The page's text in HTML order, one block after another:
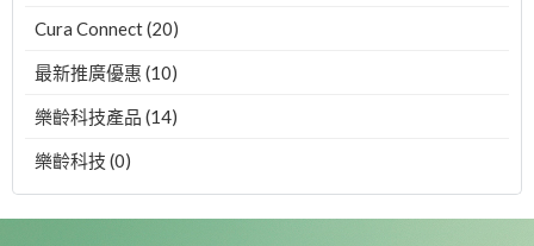
Cura Connect (20)
最新推廣優惠 (10)
樂齡科技產品 (14)
樂齡科技 (0)